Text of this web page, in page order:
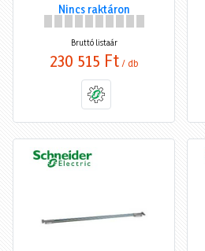
Nincs raktáron
Bruttó listaár
230 515 Ft / db